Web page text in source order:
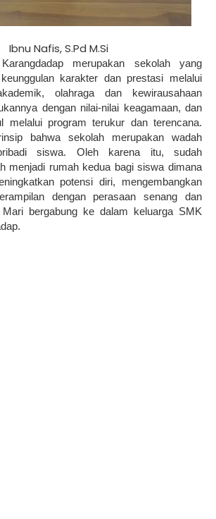
Ibnu Nafis, S.Pd M.Si
merupakan sekolah yang
karakter dan prestasi melalui
olahraga dan kewirausahaan
dengan nilai-nilai keagamaan, dan
melalui program terukur dan terencana.
bahwa sekolah merupakan wadah
siswa. Oleh karena itu, sudah
menjadi rumah kedua bagi siswa dimana
potensi diri, mengembangkan
dengan perasaan senang dan
bergabung ke dalam keluarga SMK